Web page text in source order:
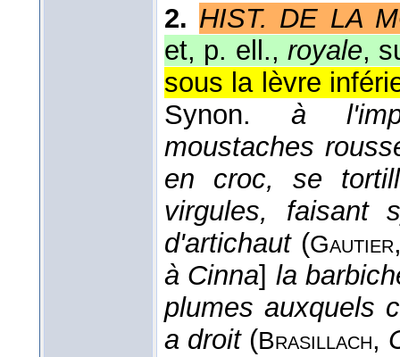
2. HIST. DE LA
et, p. ell., royale,
sous la lèvre
Synon. à
moustaches
en croc, se
virgules, faisant
d'artichaut(Gautier
à Cinna] la
plumes auxquels
a droit(Brasillach,